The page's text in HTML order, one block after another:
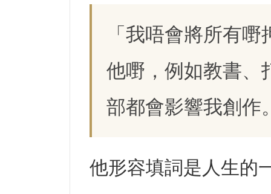
「我唔會將所有
他嘢，例如教書、
部都會影響我創作
他形容填詞是人生的